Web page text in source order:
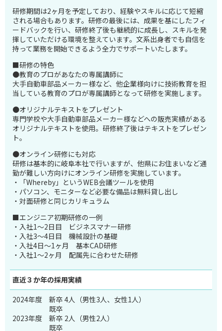
研修期間は2ヶ月を予定しており、経験やスキルに応じて短縮
される場合もあります。研修の最後には、成果を基にしたフィ
ードバックを行い、研修終了後も継続的に成長し、スキルを発
揮していただける環境を整えています。文系出身者でも自信を
持って業務を開始できるよう全力でサポートいたします。
■研修の特色
●教育のプロがあなたの専属講師に
大手自動車部品メーカー様など、他企業様向けに技術教育を担
当している教育のプロが専属講師となって研修を実施します。
●オリジナルテキストをプレゼント
専門学校や大手自動車部品メーカー様などへの販売実績がある
オリジナルテキストを使用。研修終了後はテキストをプレゼン
ト。
●オンライン研修にも対応
研修は基本的に岐阜本社で行いますが、他県にお住まいなど通
勤が難しい方向けにオンライン研修を実施しています。
・「Whereby」というWEB会議ツールを使用
・パソコン、モニターなど必要な備品は無料貸し出し
・対面研修と同じカリキュラム
■エンジニア初期研修の一例
・入社1～2日目 ビジネスマナー研修
・入社3～4日目 機械設計の基礎
・入社4日～1ヶ月 基本CAD研修
・入社1～2ヶ月 配属先に合わせた研修
直近３か年の採用実績
2024年度
新卒 4人（男性3人、女性1人）
既卒
2023年度
新卒 2人（男性2人）
既卒